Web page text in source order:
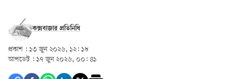
কক্সবাজার প্রতিনিধি
প্রকাশ : ১৩ জুন ২০২৬, ১২: ১৮
আপডেট : ১৭ জুন ২০২৬, ০০: ৪১